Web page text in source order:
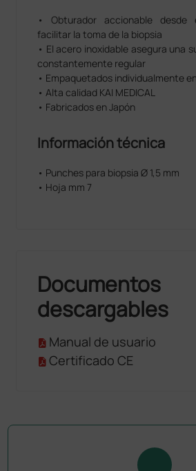
• Obturador accionable desde
facilitar la toma de la biopsia
• El acero inoxidable asegura una
constantemente regular
• Empaquetados individualmente
• Alta calidad KAI MEDICAL
• Fabricados en Japón
Información técnica
• Punches para biopsia Ø 1,5 mm
• Hoja mm 7
Documentos
descargables
Manual de usuario
Certificado CE